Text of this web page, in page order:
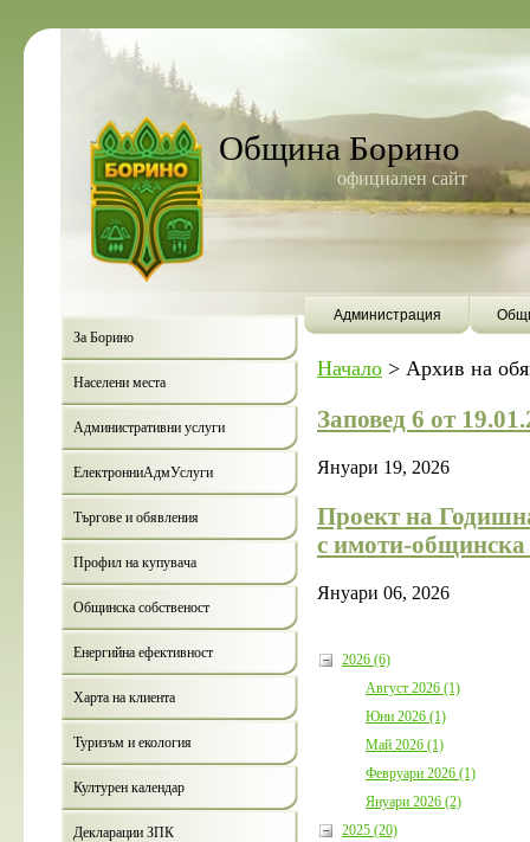
Община Борино
официален сайт
Администрация
За Борино
Населени места
Административни услуги
ЕлектронниАдмУслуги
Търгове и обявления
Профил на купувача
Общинска собственост
Енергийна ефективност
Харта на клиента
Туризъм и екология
Културен календар
Декларации ЗПК
Начало > Архив на
Заповед 6 от
Януари 19, 2026
Проект на
с имоти-общинска
Януари 06, 2026
2026 (6)
Август 2026 (1)
Юни 2026 (1)
Май 2026 (1)
Февруари 2026 (1)
Януари 2026 (2)
2025 (20)